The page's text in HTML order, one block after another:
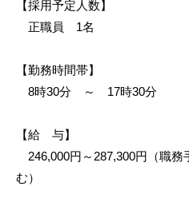
【採用予定人数】
正職員 1名
【勤務時間帯】
8時30分 ～ 17時30分
【給 与】
246,000円～287,300円（職務
む）